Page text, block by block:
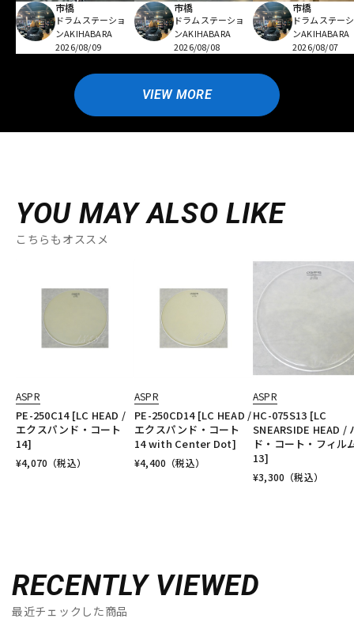
市橋
ドラムステーショ
ンAKIHABARA
2026/08/09
市橋
ドラムステーショ
ンAKIHABARA
2026/08/08
市橋
ドラムステー
ンAKIHABARA
2026/08/07
VIEW MORE
YOU MAY ALSO LIKE
こちらもオススメ
ASPR
PE-250C14 [LC HEAD /
エクスパンド・コート
14]
¥4,070 （税込）
ASPR
PE-250CD14 [LC HEAD /
エクスパンド・コート
14 with Center Dot]
¥4,400 （税込）
ASPR
HC-075S13 [LC
SNEARSIDE HEAD /
ド・コート・フィル
13]
¥3,300 （税込）
RECENTLY VIEWED
最近チェックした商品